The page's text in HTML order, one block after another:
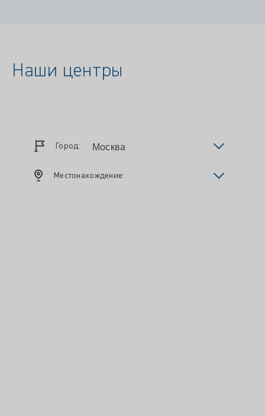
Наши центры
Город:
Местонахождение: